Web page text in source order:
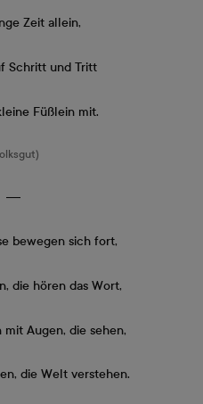
Zeit allein,
Schritt und Tritt
Füßlein mit.
―
bewegen sich fort,
die hören das Wort,
mit Augen, die sehen,
die Welt verstehen.